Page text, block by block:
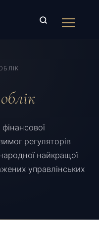
облік
регуляторів
найкращої
управлінських